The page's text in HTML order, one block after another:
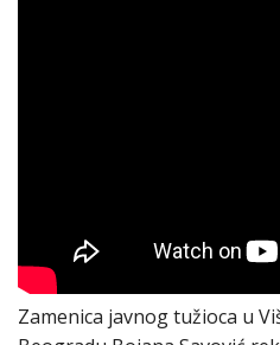
Zamenica javnog tužioca u